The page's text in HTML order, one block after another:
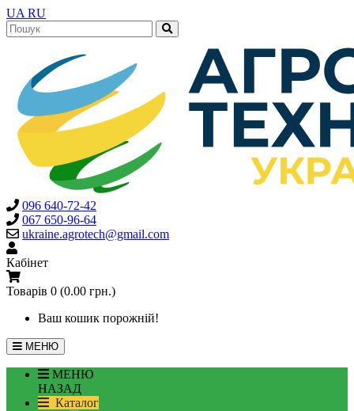
UA RU
096 640-72-42
067 650-96-64
ukraine.agrotech@gmail.com
Кабінет
Товарів 0 (0.00 грн.)
Ваш кошик порожній!
МЕНЮ
МЕНЮ
НАЗАД
Каталог